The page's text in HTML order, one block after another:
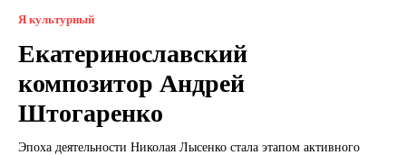
Я культурный
Екатеринославский
композитор Андрей
Штогаренко
Эпоха деятельности Николая Лысенко стала этапом активного